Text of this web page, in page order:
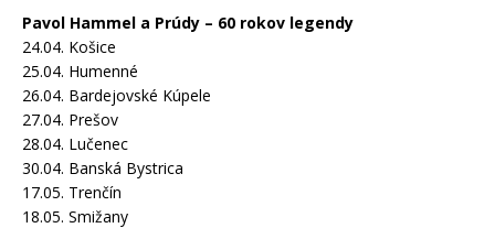
Pavol Hammel a Prúdy – 60 rokov legendy
24.04. Košice
25.04. Humenné
26.04. Bardejovské Kúpele
27.04. Prešov
28.04. Lučenec
30.04. Banská Bystrica
17.05. Trenčín
18.05. Smižany